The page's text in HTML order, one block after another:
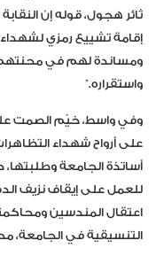
ثائر هجول، قوله إن
إقامة تشييع رمزي لشهداء
ومساندة لهم في محنتهم
واستقراره.”
وفي واسط، خيّم الصمت
على أرواح شهداء
أساتذة الجامعة
للعمل على إيقاف نزيف
اعتقال المندسين
التنسيقية في الجامعة،